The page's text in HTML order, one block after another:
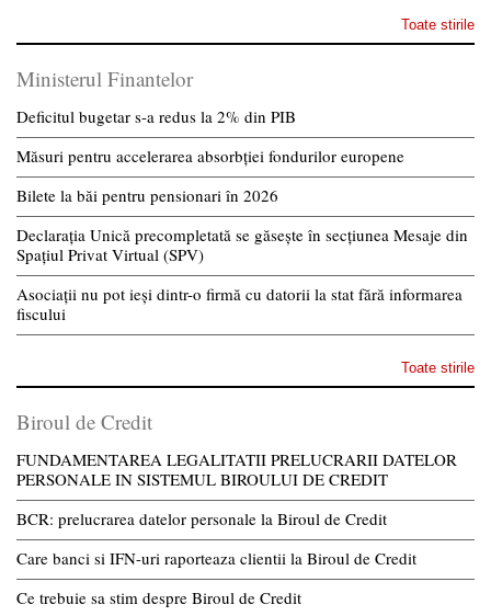
Toate stirile
Ministerul Finantelor
Deficitul bugetar s-a redus la 2% din PIB
Măsuri pentru accelerarea absorbției fondurilor europene
Bilete la băi pentru pensionari în 2026
Declarația Unică precompletată se găsește în secțiunea Mesaje din
Spațiul Privat Virtual (SPV)
Asociații nu pot ieși dintr-o firmă cu datorii la stat fără informarea
fiscului
Toate stirile
Biroul de Credit
FUNDAMENTAREA LEGALITATII PRELUCRARII DATELOR
PERSONALE IN SISTEMUL BIROULUI DE CREDIT
BCR: prelucrarea datelor personale la Biroul de Credit
Care banci si IFN-uri raporteaza clientii la Biroul de Credit
Ce trebuie sa stim despre Biroul de Credit